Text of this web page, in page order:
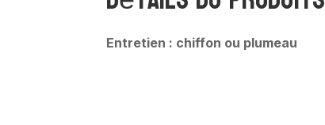
Entretien : chiffon ou plumeau